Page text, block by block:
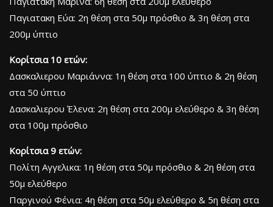
Παγιατακη Εύα: 2η θέση στα 50μ πρόσθιο & 3η θέση στα
200μ ύπτιο
Κορίτσια 10 ετών:
Δασκαλιερου Μαριάννα: 1η θέση στα 100 ύπτιο & 2η θέση
στα 50 ύπτιο
Δασκαλιερου Έλενα: 2η θέση στα 200μ ελεύθερο & 3η θέση
στα 100μ πρόσθιο
Κορίτσια 9 ετών:
Πολίτη Αγγελικα: 1η θέση στα 50μ πρόσθιο & 2η θέση στα
50μ ελεύθερο
Παργινού Φένια: 4η θέση στα 50μ ελεύθερο & 5η θέση στα